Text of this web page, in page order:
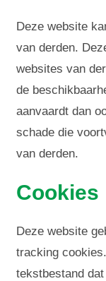
Deze website
van derden.
websites van
de
aanvaardt dan
schade die
van derden.
Cookies
Deze website
tracking
tekstbestand